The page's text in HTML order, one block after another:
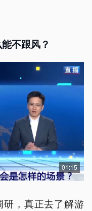
不跟风？
01:15
，真正去了解游